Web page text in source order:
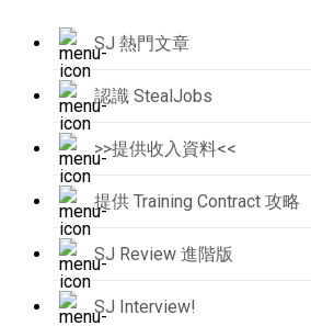
SJ 熱門文章
認識 StealJobs
>>提供收入資料<<
提供 Training Contract 攻略
SJ Review 進階版
SJ Interview!